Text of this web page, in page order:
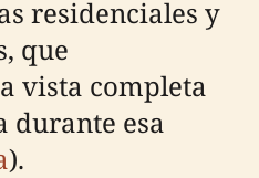
residenciales y
que
vista completa
durante esa
).